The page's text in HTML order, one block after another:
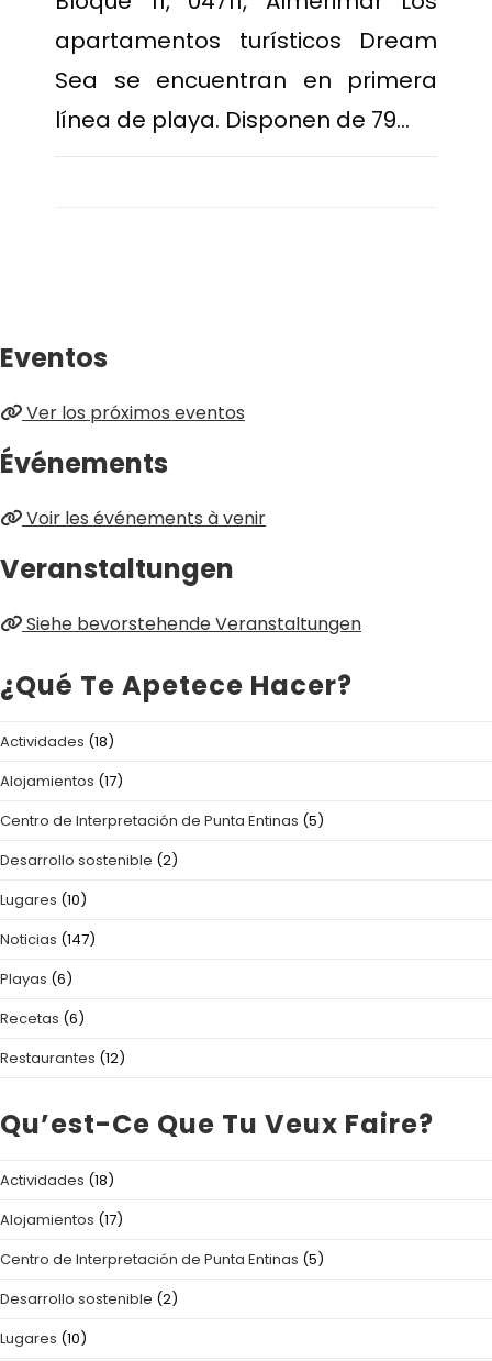
apartamentos turísticos Dream
Sea se encuentran en primera
línea de playa. Disponen de 79…
Eventos
Ver los próximos eventos
Événements
Voir les événements à venir
Veranstaltungen
Siehe bevorstehende Veranstaltungen
¿Qué Te Apetece Hacer?
Actividades (18)
Alojamientos (17)
Centro de Interpretación de Punta Entinas (5)
Desarrollo sostenible (2)
Lugares (10)
Noticias (147)
Playas (6)
Recetas (6)
Restaurantes (12)
Qu’est-Ce Que Tu Veux Faire?
Actividades (18)
Alojamientos (17)
Centro de Interpretación de Punta Entinas (5)
Desarrollo sostenible (2)
Lugares (10)